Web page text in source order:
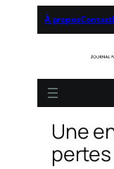
À proposContact
Une